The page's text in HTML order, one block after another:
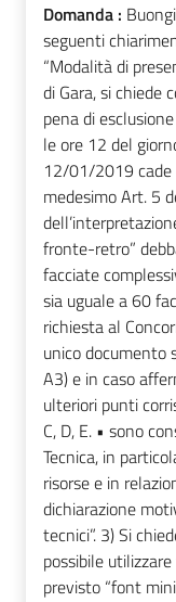
Domanda :
seguenti
“Modalità di
di Gara, si chiede
pena di
le ore 12 del
12/01/2019 cade
medesimo Art. 5
fronte-retro”
facciate
sia uguale a 60
richiesta al
unico documento
A3) e in caso
ulteriori punti
C, D, E. • sono
Tecnica, in
risorse e in
dichiarazione
tecnici”. 3) Si
possibile
previsto “font